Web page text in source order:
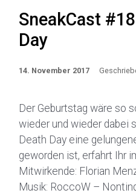
SneakCast
Day
14. November 2017
Der Geburtstag wäre so
wieder und wieder dabei
Death Day eine
geworden ist, erfahrt Ihr
Mitwirkende: Florian
Musik: RoccoW –